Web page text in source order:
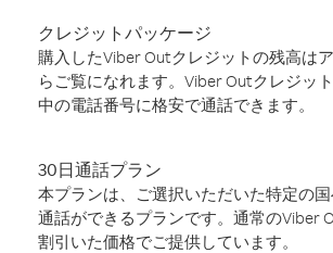
クレジットパッケージ
購入したViber Outクレジットの残高は
らご覧になれます。Viber Outクレジッ
中の電話番号に格安で通話できます。
30日通話プラン
本プランは、ご選択いただいた特定の
通話ができるプランです。通常のViber
割引いた価格でご提供しています。